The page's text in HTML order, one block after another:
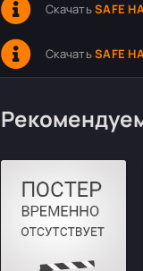
СкачатьSAFE
СкачатьSAFE